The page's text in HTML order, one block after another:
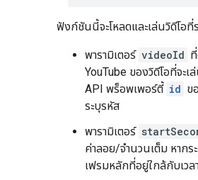
ฟังก์ชันนี้จะโหลดและเล่นวิดีโอที่
พารามิเตอร์ videoId
YouTube ของวิดีโอที่จะเ
API พร็อพเพอร์ตี้ id ข
ระบุรหัส
พารามิเตอร์
ค่าลอย/จำนวนเต็ม หากระ
เฟรมหลักที่อยู่ใกล้กับเว